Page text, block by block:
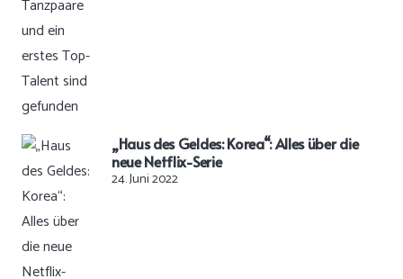
„Haus des Geldes: Korea“: Alles über die
neue Netflix-Serie
24. Juni 2022